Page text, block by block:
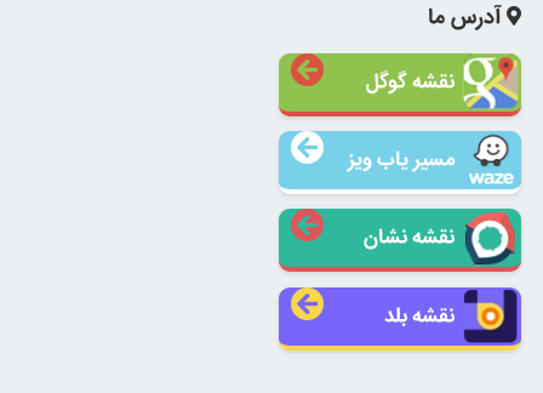
آدرس ما
نقشه گوگل
مسیر یاب ویز
نقشه نشان
نقشه بلد